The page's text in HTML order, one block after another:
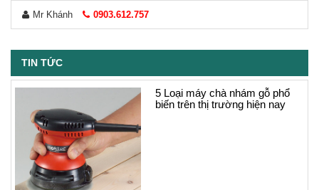
Mr Khánh 0903.612.757
TIN TỨC
Tìm hiểu về máy chà nhám
rung